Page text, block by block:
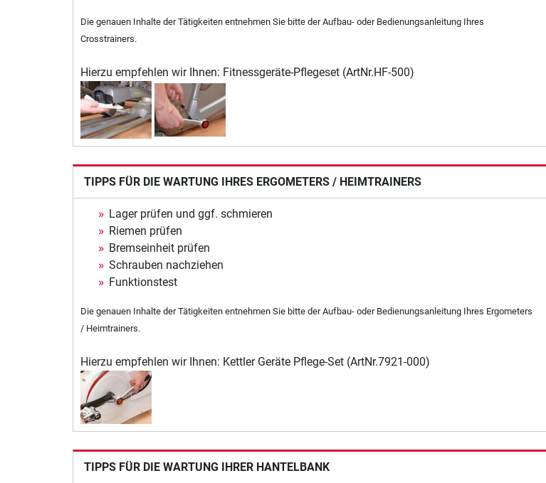
Die genauen Inhalte der Tätigkeiten entnehmen Sie bitte der Aufbau- oder Bedienungsanleitung Ihres
Crosstrainers.
Hierzu empfehlen wir Ihnen: Fitnessgeräte-Pflegeset (ArtNr.HF-500)
TIPPS FÜR DIE WARTUNG IHRES ERGOMETERS / HEIMTRAINERS
Lager prüfen und ggf. schmieren
Riemen prüfen
Bremseinheit prüfen
Schrauben nachziehen
Funktionstest
Die genauen Inhalte der Tätigkeiten entnehmen Sie bitte der Aufbau- oder Bedienungsanleitung Ihres Ergometers
/ Heimtrainers.
Hierzu empfehlen wir Ihnen: Kettler Geräte Pflege-Set (ArtNr.7921-000)
TIPPS FÜR DIE WARTUNG IHRER HANTELBANK